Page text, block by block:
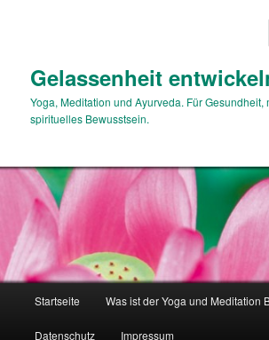
Gelassenheit
Yoga, Meditation und Ayurveda. Für Gesundheit,
spirituelles Bewusstsein.
Startseite Was ist der Yoga und Meditation
Datenschutz Impressum